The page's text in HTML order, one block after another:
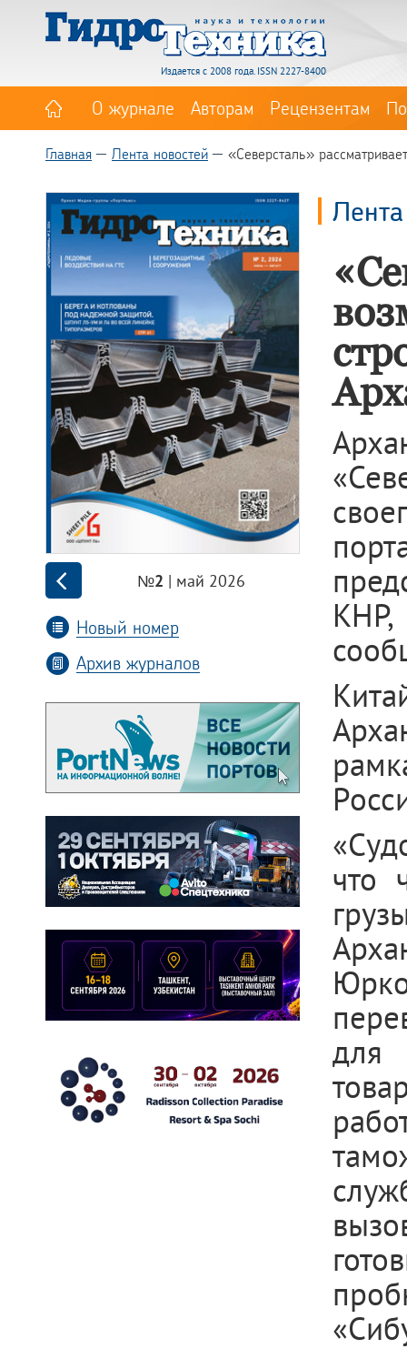
Издается с 2008 года. ISSN 2227-8400
О журнале Авторам Рецензентам
Главная Лента новостей «Северсталь»
№2 | май 2026
Новый номер
Архив журналов
что
для